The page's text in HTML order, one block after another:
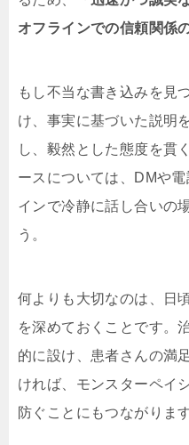
オフラインでの信頼関係
もし不当な書き込みを見
け、事実に基づいた説明
し、毅然とした態度を貫
ースについては、DMや
インで冷静に話し合いの
う。
何よりも大切なのは、日
を深めておくことです。
的に設け、患者さんの満
ければ、モンスターペイ
防ぐことにもつながります